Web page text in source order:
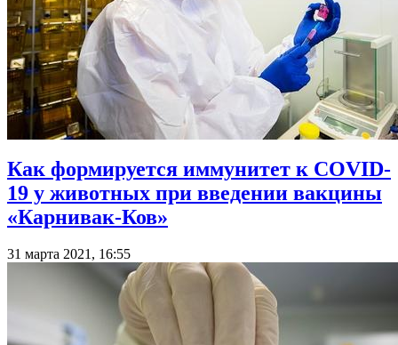
Как формируется иммунитет к COVID-
19 у животных при введении вакцины
«Карнивак-Ков»
31 марта 2021, 16:55